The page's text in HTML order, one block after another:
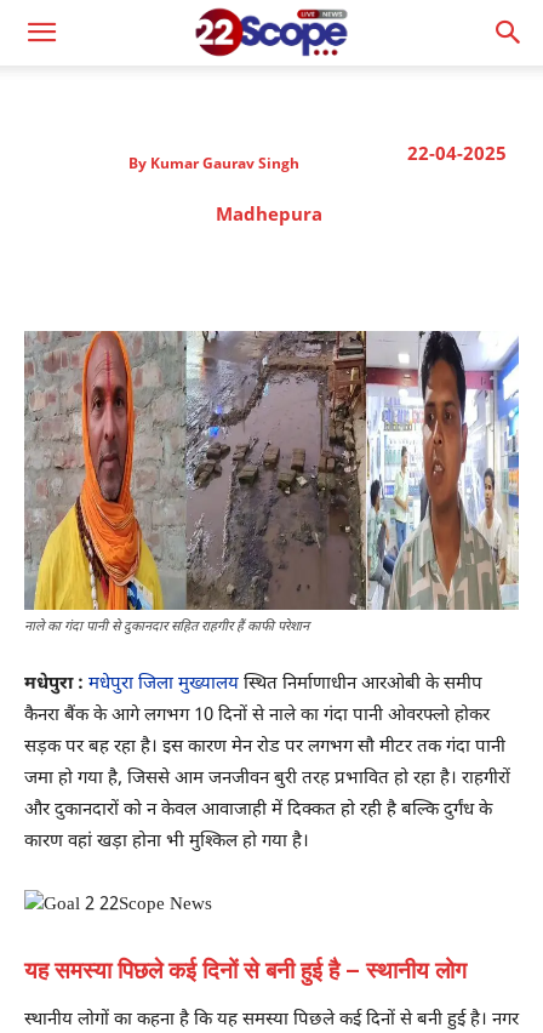
22-04-2025
By Kumar Gaurav Singh
Madhepura
नाले का गंदा पानी से दुकानदार सहित राहगीर हैं काफी परेशान
मधेपुरा : मधेपुरा जिला मुख्यालय स्थित निर्माणाधीन आरओबी के समीप
कैनरा बैंक के आगे लगभग 10 दिनों से नाले का गंदा पानी ओवरफ्लो होकर
सड़क पर बह रहा है। इस कारण मेन रोड पर लगभग सौ मीटर तक गंदा पानी
जमा हो गया है, जिससे आम जनजीवन बुरी तरह प्रभावित हो रहा है। राहगीरों
और दुकानदारों को न केवल आवाजाही में दिक्कत हो रही है बल्कि दुर्गंध के
कारण वहां खड़ा होना भी मुश्किल हो गया है।
यह समस्या पिछले कई दिनों से बनी हुई है – स्थानीय लोग
स्थानीय लोगों का कहना है कि यह समस्या पिछले कई दिनों से बनी हुई है। नगर